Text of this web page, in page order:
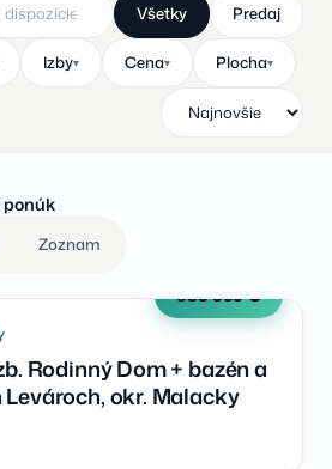
Všetky Predaj
Izby▾ Cena▾ Plocha▾
ponúk
Zoznam
383 999 €
Rodinný Dom + bazén a
okr. Malacky